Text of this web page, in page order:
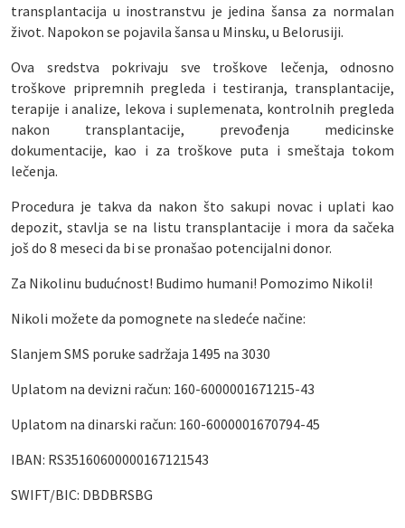
transplantacija u inostranstvu je jedina šansa za normalan
život. Napokon se pojavila šansa u Minsku, u Belorusiji.
Ova sredstva pokrivaju sve troškove lečenja, odnosno
troškove pripremnih pregleda i testiranja, transplantacije,
terapije i analize, lekova i suplemenata, kontrolnih pregleda
nakon transplantacije, prevođenja medicinske
dokumentacije, kao i za troškove puta i smeštaja tokom
lečenja.
Procedura je takva da nakon što sakupi novac i uplati kao
depozit, stavlja se na listu transplantacije i mora da sačeka
još do 8 meseci da bi se pronašao potencijalni donor.
Za Nikolinu budućnost! Budimo humani! Pomozimo Nikoli!
Nikoli možete da pomognete na sledeće načine:
Slanjem SMS poruke sadržaja 1495 na 3030
Uplatom na devizni račun: 160-6000001671215-43
Uplatom na dinarski račun: 160-6000001670794-45
IBAN: RS35160600000167121543
SWIFT/BIC: DBDBRSBG